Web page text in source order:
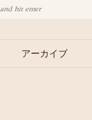
アーカイブ